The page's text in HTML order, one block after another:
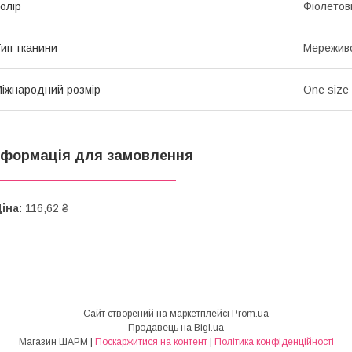
тканини
розмір One size
для замовлення
116,62 ₴
Сайт створений на маркетплейсі Prom.ua
Продавець на Bigl.ua
Поскаржитися на контент Політика конфіденційності